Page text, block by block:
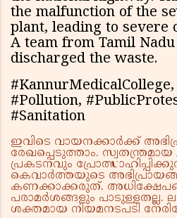
the malfunction of the
plant, leading to severe
A team from Tamil
discharged the waste.
#Pollution,
#Sanitation
ഇവിടെ വായനക്കാർക്ക്
രേഖപ്പെടുത്താം.
പ്രകടനവും
കെവാർത്തയുടെ
കണക്കാക്കരുത്.
പരാമർശങ്ങളും പാടുള്ളതല്ല.
ശക്തമായ നിയമനടപടി